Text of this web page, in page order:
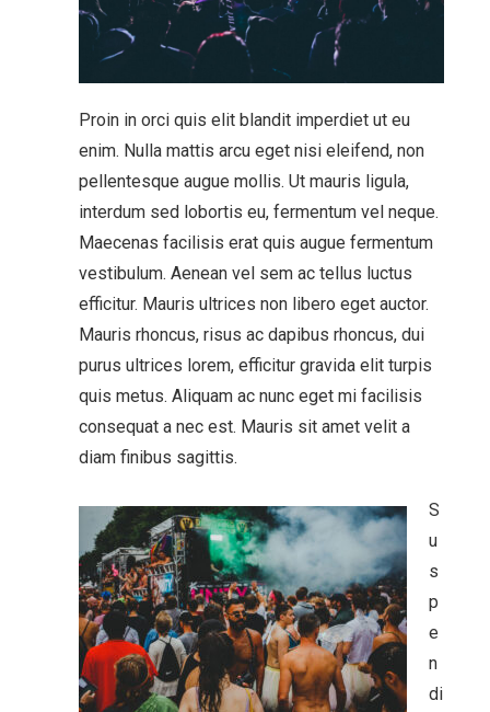
Proin in orci quis elit blandit imperdiet ut eu
enim. Nulla mattis arcu eget nisi eleifend, non
pellentesque augue mollis. Ut mauris ligula,
interdum sed lobortis eu, fermentum vel neque.
Maecenas facilisis erat quis augue fermentum
vestibulum. Aenean vel sem ac tellus luctus
efficitur. Mauris ultrices non libero eget auctor.
Mauris rhoncus, risus ac dapibus rhoncus, dui
purus ultrices lorem, efficitur gravida elit turpis
quis metus. Aliquam ac nunc eget mi facilisis
consequat a nec est. Mauris sit amet velit a
diam finibus sagittis.
S
u
s
p
e
n
di